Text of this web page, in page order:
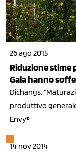
26 ago 2015
Riduzione stime
Gala hanno
Dichangs:
produttivo
Envy®
14 nov 2014